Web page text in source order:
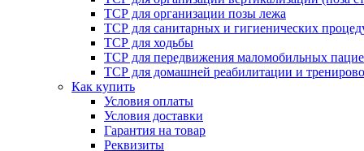
ТСР для организации позы лежа
ТСР для санитарных и гигиенических
ТСР для ходьбы
ТСР для передвижения маломобильных
ТСР для домашней реабилитации и
Как купить
Условия оплаты
Условия доставки
Гарантия на товар
Реквизиты